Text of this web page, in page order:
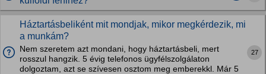
Háztartásbeliként mit mondjak, mikor megkérdezik, mi
a munkám?
Nem szeretem azt mondani, hogy háztartásbeli, mert
rosszul hangzik. 5 évig telefonos ügyfélszolgálaton
dolgoztam, azt se szívesen osztom meg emberekkl. Már 5
27